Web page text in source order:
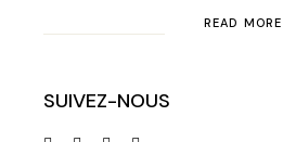
READ MORE
SUIVEZ-NOUS